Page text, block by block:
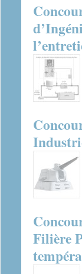
Filière